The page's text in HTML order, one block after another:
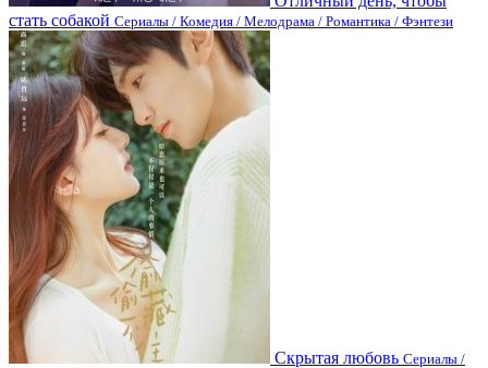
стать собакой Сериалы / Комедия / Мелодрама / Романтика / Фэнтези
Скрытая любовь Сериалы /